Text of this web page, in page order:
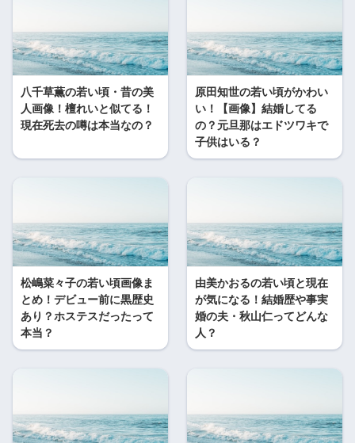
八千草薫の若い頃・昔の美
人画像！檀れいと似てる！
現在死去の噂は本当なの？
原田知世の若い頃がかわい
い！【画像】結婚してる
の？元旦那はエドツワキで
子供はいる？
松嶋菜々子の若い頃画像ま
とめ！デビュー前に黒歴史
あり？ホステスだったって
本当？
由美かおるの若い頃と現在
が気になる！結婚歴や事実
婚の夫・秋山仁ってどんな
人？